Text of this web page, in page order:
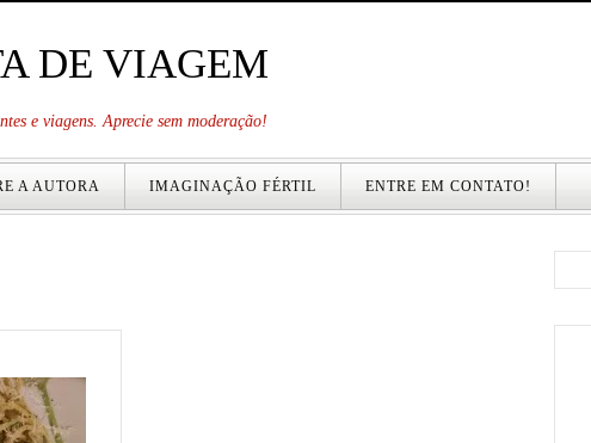
DE VIAGEM
e viagens. Aprecie sem moderação!
A AUTORA IMAGINAÇÃO FÉRTIL ENTRE EM CONTATO!